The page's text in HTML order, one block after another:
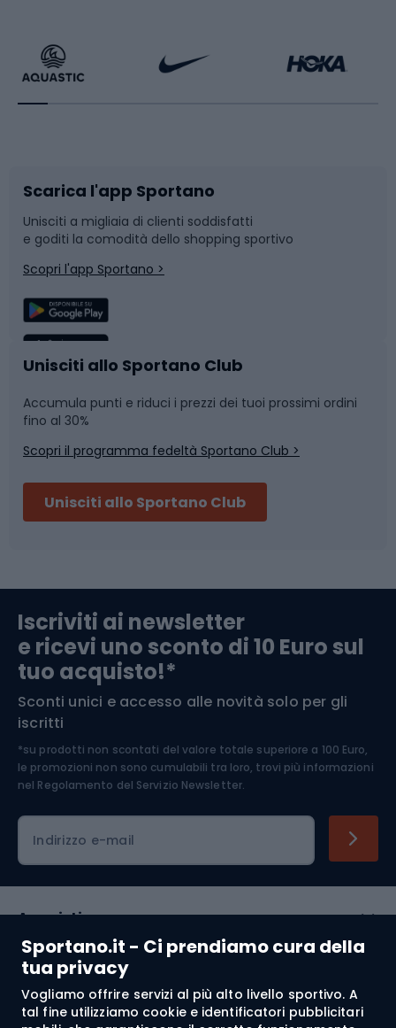
Sportano.it - Ci prendiamo cura della
tua privacy
Vogliamo offrire servizi al più alto livello sportivo. A
tal fine utilizziamo cookie e identificatori pubblicitari
Bikepacking
Bushcraft
Corsa
Sport di squadra
Caschi da ciclismo
Skitouring
Abbigliamento da escursionismo
Sport con le racchette
Slitte e slittini
Snowboard
Camminata nordica
Nuoto
Pattinaggio
Componenti per biciclette
Arrampicata
Medicina dello sport
Abbigliamento ciclistico
Scarica l'app Sportano
Unisciti a migliaia di clienti soddisfatti
e goditi la comodità dello shopping sportivo
Scopri l'app Sportano >
Unisciti allo Sportano Club
Accumula punti e riduci i prezzi dei tuoi prossimi ordini
fino al 30%
Scopri il programma fedeltà Sportano Club >
Unisciti allo Sportano Club
Iscriviti ai newsletter
e ricevi uno sconto di 10 Euro sul
tuo acquisto!*
Sconti unici e accesso alle novità solo per gli
iscritti
*su prodotti non scontati del valore totale superiore a 100 Euro,
le promozioni non sono cumulabili tra loro, trovi più informazioni
nel Regolamento del Servizio Newsletter.
Indirizzo e-mail
Acquisti
Servizio clienti
Regolamento